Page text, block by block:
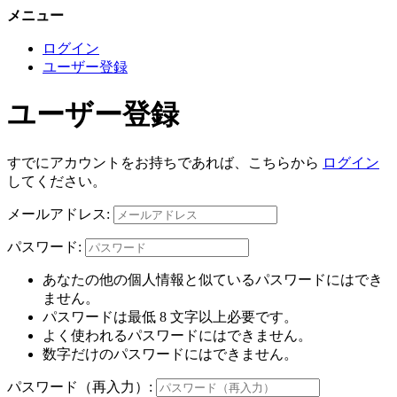
メニュー
ログイン
ユーザー登録
ユーザー登録
すでにアカウントをお持ちであれば、こちらから ログイン
してください。
メールアドレス:
パスワード:
あなたの他の個人情報と似ているパスワードにはでき
ません。
パスワードは最低 8 文字以上必要です。
よく使われるパスワードにはできません。
数字だけのパスワードにはできません。
パスワード（再入力）: